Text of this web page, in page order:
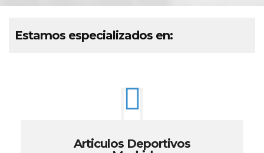
Estamos especializados en:
Articulos Deportivos